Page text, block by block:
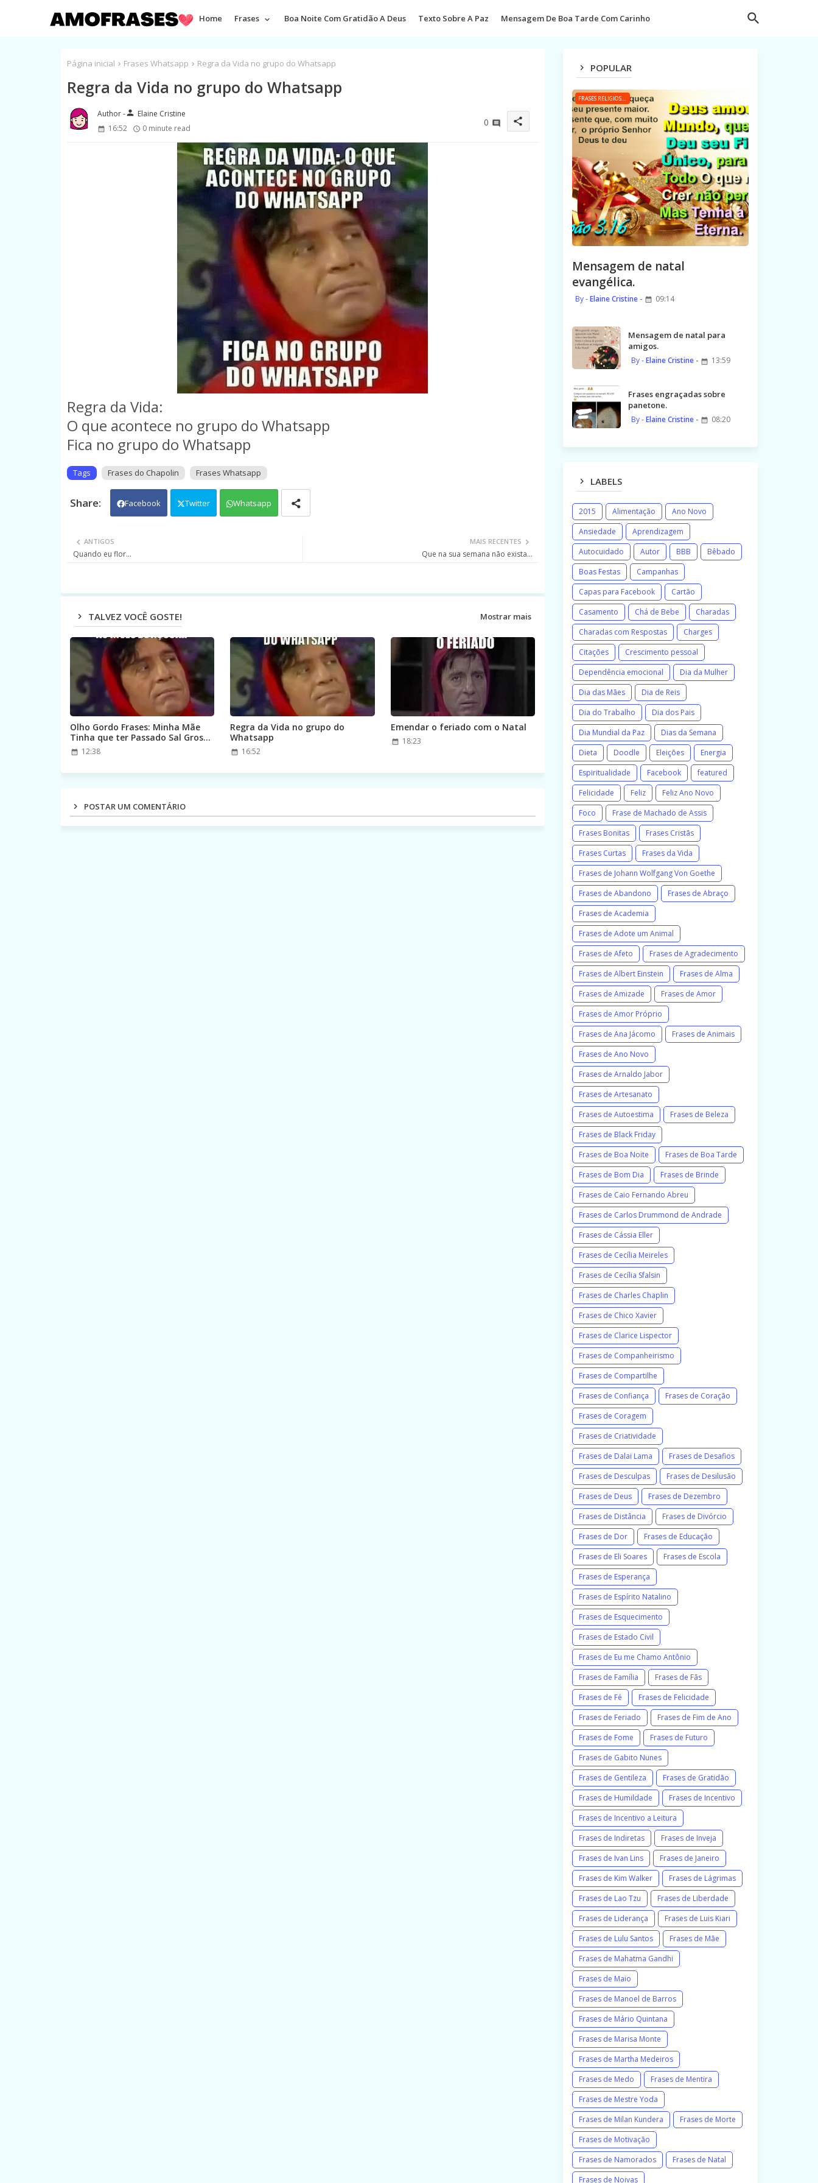
Home Frases Boa Noite Com Gratidão A Deus Texto Sobre A Paz Mensagem De Boa Tarde Com Carinho
Página inicial Frases Whatsapp Regra da Vida no grupo do Whatsapp
Regra da Vida no grupo do Whatsapp
person Elaine Cristine
16:52
0 minute read
0 share
Regra da Vida:
O que acontece no grupo do Whatsapp
Fica no grupo do Whatsapp
Tags Frases do Chapolin Frases Whatsapp
Facebook Twitter Whatsapp
MAIS RECENTES
Que na sua semana não exista...
ANTIGOS
Quando eu flor...
TALVEZ VOCÊ GOSTE! Mostrar mais
Olho Gordo Frases: Minha Mãe
Tinha que ter Passado Sal Grosso
em Mim.
12:38
Regra da Vida no grupo do
Whatsapp
16:52
Emendar o feriado com o Natal
18:23
POSTAR UM COMENTÁRIO
POPULAR
FRASES RELIGIOSAS
Mensagem de natal
evangélica.
Elaine Cristine 09:14
Mensagem de natal para
amigos.
Elaine Cristine 13:59
Frases engraçadas sobre
panetone.
Elaine Cristine 08:20
LABELS
2015 Alimentação
Ano Novo
Ansiedade
Aprendizagem
Autocuidado
Autor BBB
Bêbado
Boas Festas
Campanhas
Capas para Facebook
Cartão
Casamento
Chá de Bebe
Charadas
Charadas com Respostas
Charges
Citações
Crescimento pessoal
Dependência emocional
Dia da Mulher
Dia das Mães
Dia de Reis
Dia do Trabalho
Dia dos Pais
Dia Mundial da Paz
Dias da Semana
Dieta
Doodle Eleições
Energia
Espiritualidade
Facebook
featured
Felicidade
Feliz
Feliz Ano Novo
Foco
Frase de Machado de Assis
Frases Bonitas
Frases Cristãs
Frases Curtas
Frases da Vida
Frases de Johann Wolfgang Von Goethe
Frases de Abandono
Frases de Abraço
Frases de Academia
Frases de Adote um Animal
Frases de Afeto
Frases de Agradecimento
Frases de Albert Einstein
Frases de Alma
Frases de Amizade
Frases de Amor
Frases de Amor Próprio
Frases de Ana Jácomo
Frases de Animais
Frases de Ano Novo
Frases de Arnaldo Jabor
Frases de Artesanato
Frases de Autoestima
Frases de Beleza
Frases de Black Friday
Frases de Boa Noite
Frases de Boa Tarde
Frases de Bom Dia
Frases de Brinde
Frases de Caio Fernando Abreu
Frases de Carlos Drummond de Andrade
Frases de Cássia Eller
Frases de Cecília Meireles
Frases de Cecília Sfalsin
Frases de Charles Chaplin
Frases de Chico Xavier
Frases de Clarice Lispector
Frases de Companheirismo
Frases de Compartilhe
Frases de Confiança
Frases de Coração
Frases de Coragem
Frases de Criatividade
Frases de Dalai Lama
Frases de Desafios
Frases de Desculpas
Frases de Desilusão
Frases de Deus
Frases de Dezembro
Frases de Distância
Frases de Divórcio
Frases de Dor
Frases de Educação
Frases de Eli Soares
Frases de Escola
Frases de Esperança
Frases de Espírito Natalino
Frases de Esquecimento
Frases de Estado Civil
Frases de Eu me Chamo Antônio
Frases de Família
Frases de Fãs
Frases de Fé
Frases de Felicidade
Frases de Feriado
Frases de Fim de Ano
Frases de Fome
Frases de Futuro
Frases de Gabito Nunes
Frases de Gentileza
Frases de Gratidão
Frases de Humildade
Frases de Incentivo
Frases de Incentivo a Leitura
Frases de Indiretas
Frases de Inveja
Frases de Ivan Lins
Frases de Janeiro
Frases de Kim Walker
Frases de Lágrimas
Frases de Lao Tzu
Frases de Liberdade
Frases de Liderança
Frases de Luis Kiari
Frases de Lulu Santos
Frases de Mãe
Frases de Mahatma Gandhi
Frases de Maio
Frases de Manoel de Barros
Frases de Mário Quintana
Frases de Marisa Monte
Frases de Martha Medeiros
Frases de Medo
Frases de Mentira
Frases de Mestre Yoda
Frases de Milan Kundera
Frases de Morte
Frases de Motivação
Frases de Namorados
Frases de Natal
Frases de Noivas